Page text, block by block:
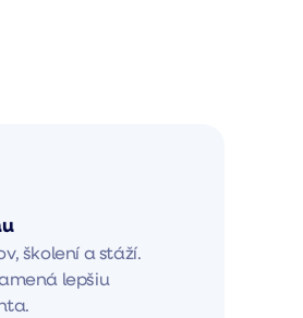
školení a stáží.
lepšiu